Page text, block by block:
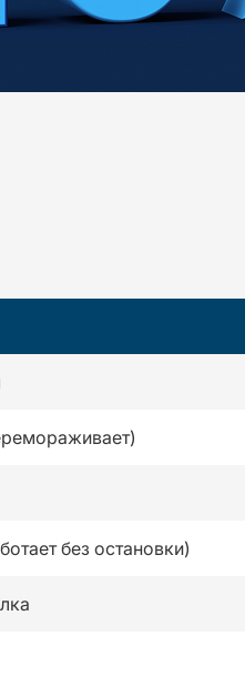
без остановки)